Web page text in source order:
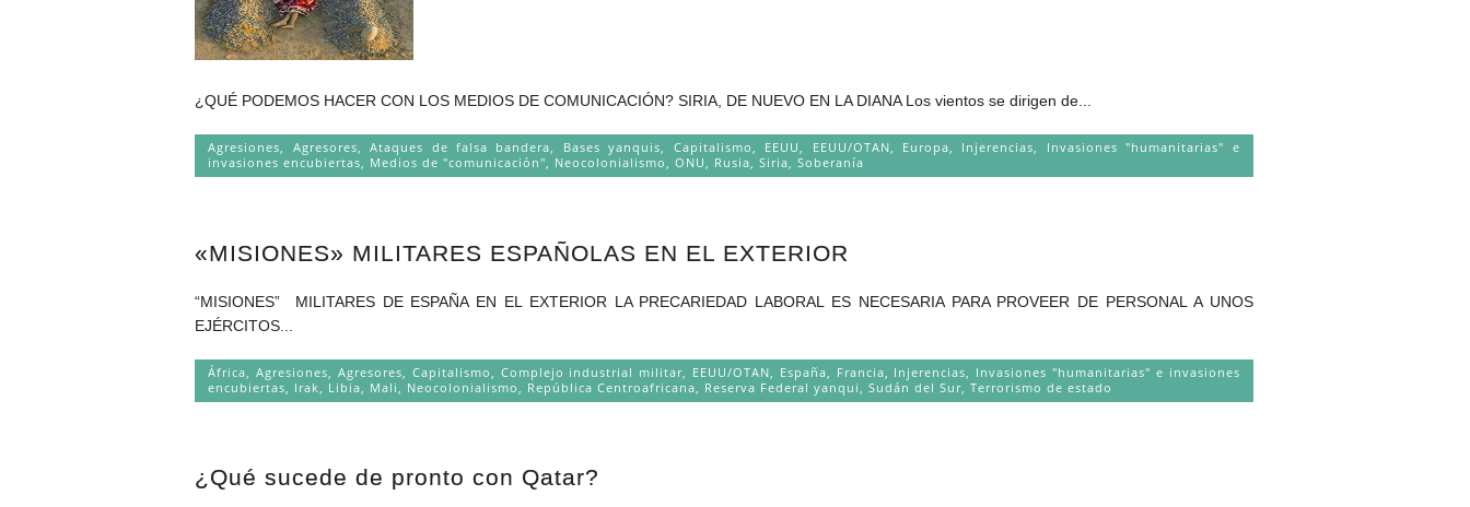
¿QUÉ PODEMOS HACER CON LOS MEDIOS DE COMUNICACIÓN? SIRIA, DE NUEVO EN LA DIANA Los vientos se dirigen de...
Agresiones, Agresores,Ataques de falsa bandera, Bases yanquis, Capitalismo, EEUU, EEUU/OTAN, Europa, Injerencias, Invasiones "humanitarias" e
invasiones encubiertas, Medios de "comunicación", Neocolonialismo,ONU, Rusia,Siria,Soberanía
«MISIONES» MILITARES ESPAÑOLAS EN EL EXTERIOR
“MISIONES” MILITARES DE ESPAÑA EN EL EXTERIOR LA PRECARIEDAD LABORAL ES NECESARIA PARA PROVEER DE PERSONAL A UNOS
EJÉRCITOS...
África,Agresiones, Agresores, Capitalismo, Complejo industrial militar, EEUU/OTAN, España, Francia, Injerencias, Invasiones "humanitarias" e invasiones
encubiertas, Irak, Libia, Mali, Neocolonialismo, República Centroafricana, Reserva Federal yanqui,Sudán del Sur,Terrorismo de estado
¿Qué sucede de pronto con Qatar?